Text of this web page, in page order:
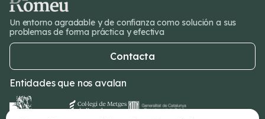
Un entorno agradable y de confianza como solución a sus
problemas de forma práctica y efectiva
Contacta
Entidades que nos avalan